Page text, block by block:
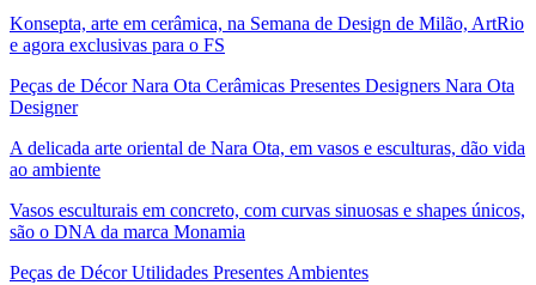
Konsepta, arte em cerâmica, na Semana de Design de Milão, ArtRio
e agora exclusivas para o FS
Peças de Décor Nara Ota Cerâmicas Presentes Designers Nara Ota
Designer
A delicada arte oriental de Nara Ota, em vasos e esculturas, dão vida
ao ambiente
Vasos esculturais em concreto, com curvas sinuosas e shapes únicos,
são o DNA da marca Monamia
Peças de Décor Utilidades Presentes Ambientes